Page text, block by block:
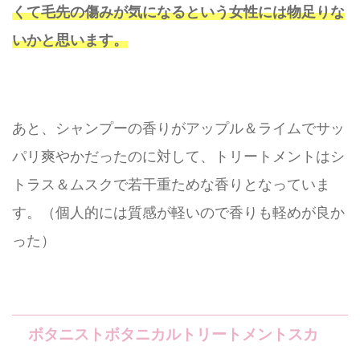
くて毛先の傷みが気になるという女性には物足りな
いかと思います。
あと、シャンプーの香りがアップル＆ライムでサッ
パリ爽やかだったのに対して、トリートメントはシ
トラス＆ムスクで若干重ためな香りとなっていま
す。（個人的には質感が軽いので香りも軽めが良か
った）
ボタニストボタニカルトリートメントスカ